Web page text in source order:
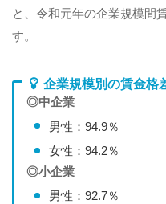
と、令和元年の企業規模間
す。
企業規模別の賃金格
◎中企業
男性：94.9％
女性：94.2％
◎小企業
男性：92.7％